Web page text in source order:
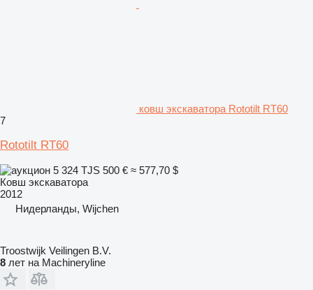
ковш экскаватора Rototilt RT60
7
Rototilt RT60
5 324 TJS 500 € ≈ 577,70 $
Ковш экскаватора
2012
Нидерланды, Wijchen
Troostwijk Veilingen B.V.
8 лет на Machineryline